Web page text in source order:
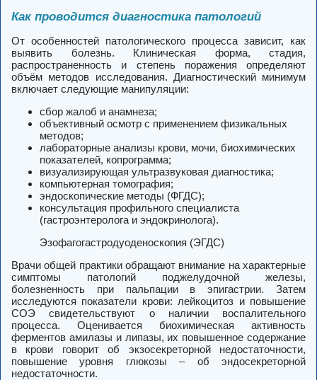
Как проводится диагностика патологий
От особенностей патологического процесса зависит, как
выявить болезнь. Клиническая форма, стадия,
распространенность и степень поражения определяют
объём методов исследования. Диагностический минимум
включает следующие манипуляции:
сбор жалоб и анамнеза;
объективный осмотр с применением физикальных
методов;
лабораторные анализы крови, мочи, биохимических
показателей, копрограмма;
визуализирующая ультразвуковая диагностика;
компьютерная томография;
эндоскопические методы (ФГДС);
консультация профильного специалиста
(гастроэнтеролога и эндокринолога).
Эзофагогастродуоденоскопия (ЭГДС)
Врачи общей практики обращают внимание на характерные
симптомы патологий поджелудочной железы,
болезненность при пальпации в эпигастрии. Затем
исследуются показатели крови: лейкоцитоз и повышение
СОЭ свидетельствуют о наличии воспалительного
процесса. Оценивается биохимическая активность
ферментов амилазы и липазы, их повышенное содержание
в крови говорит об экзосекреторной недостаточности,
повышение уровня глюкозы – об эндосекреторной
недостаточности.